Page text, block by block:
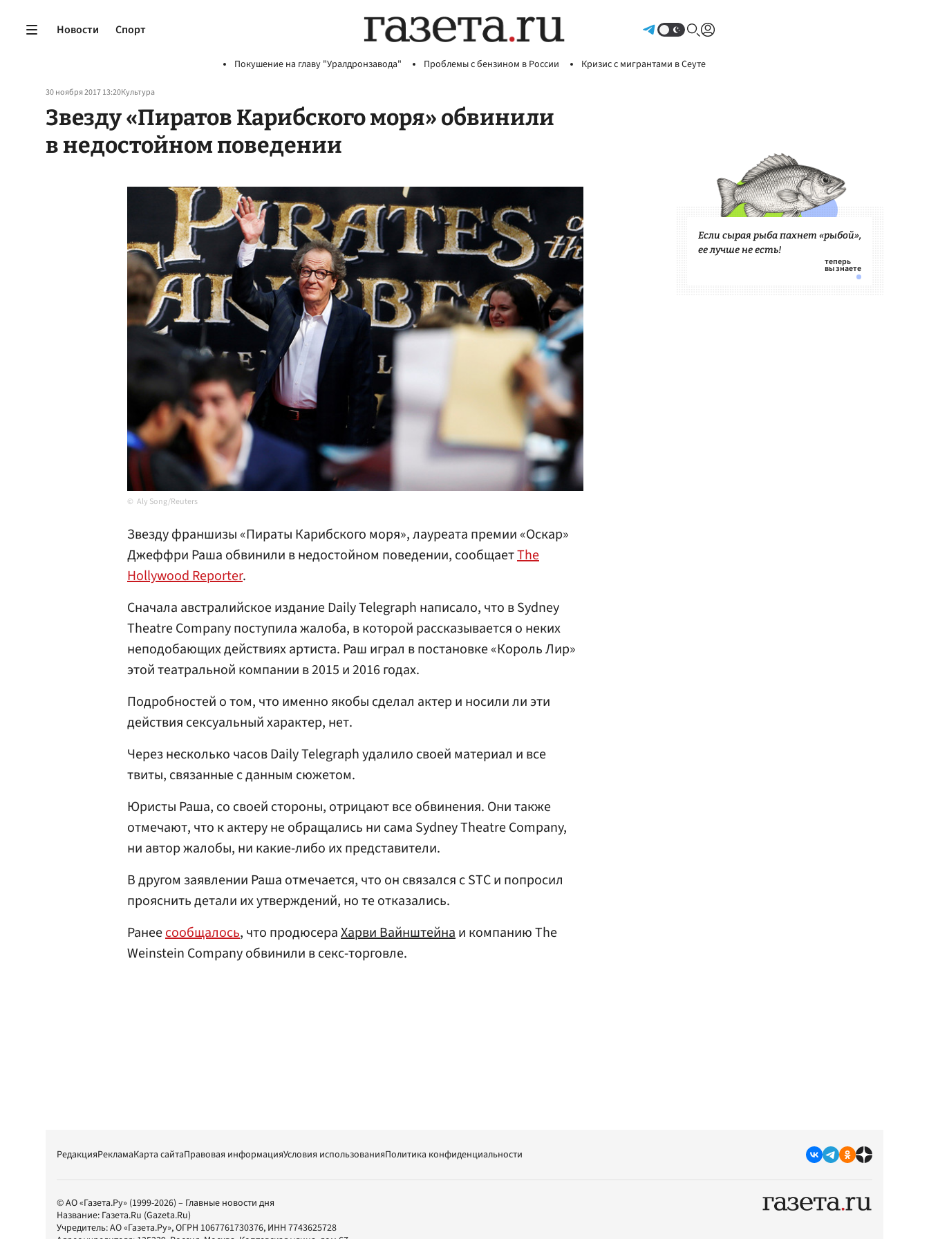
Новости Спорт
Покушение на главу "Уралдронзавода" Проблемы с бензином в России Кризис с мигрантами в Сеуте
30 ноября 2017 13:20Культура
Звезду «Пиратов Карибского моря» обвинили
в недостойном поведении
Aly Song/Reuters
Звезду франшизы «Пираты Карибского моря», лауреата премии «Оскар»
Джеффри Раша обвинили в недостойном поведении, сообщаетThe
Hollywood Reporter.
Сначала австралийское издание Daily Telegraph написало, что в Sydney
Theatre Company поступила жалоба, в которой рассказывается о неких
неподобающих действиях артиста. Раш играл в постановке «Король Лир»
этой театральной компании в 2015 и 2016 годах.
Подробностей о том, что именно якобы сделал актер и носили ли эти
действия сексуальный характер, нет.
Через несколько часов Daily Telegraph удалило своей материал и все
твиты, связанные с данным сюжетом.
Юристы Раша, со своей стороны, отрицают все обвинения. Они также
отмечают, что к актеру не обращались ни сама Sydney Theatre Company,
ни автор жалобы, ни какие-либо их представители.
В другом заявлении Раша отмечается, что он связался с STC и попросил
прояснить детали их утверждений, но те отказались.
Ранеесообщалось, что продюсераХарви Вайнштейнаи компанию The
Weinstein Company обвинили в секс-торговле.
Если сырая рыба пахнет «рыбой»,
ее лучше не есть!
РедакцияРекламаКарта сайтаПравовая информацияУсловия использованияПолитика конфиденциальности
© АО «Газета.Ру» (1999-2026) – Главные новости дня
Название: Газета.Ru (Gazeta.Ru)
Учредитель:АО «Газета.Ру», ОГРН 1067761730376, ИНН 7743625728